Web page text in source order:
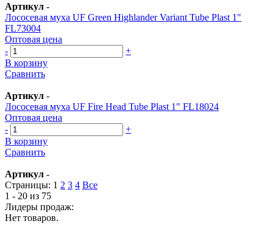
Артикул -
Лососевая муха UF Green Highlander Variant Tube Plast 1"
FL73004
Оптовая цена
-
+
В корзину
Сравнить
Артикул -
Лососевая муха UF Fire Head Tube Plast 1" FL18024
Оптовая цена
-
+
В корзину
Сравнить
Артикул -
Страницы: 1 2 3 4 Все
1 - 20 из 75
Лидеры продаж:
Нет товаров.